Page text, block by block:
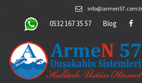
content
info@armen57.com.tr
0532 167 35 57 Blog